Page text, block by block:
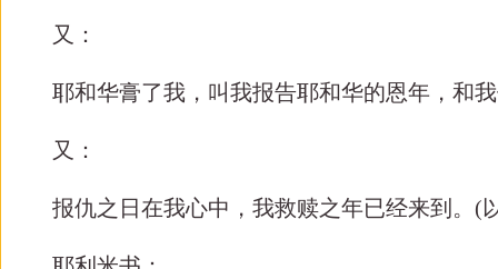
又：
耶和华膏了我，叫我报告耶和华的恩年，和我
又：
报仇之日在我心中，我救赎之年已经来到。 (